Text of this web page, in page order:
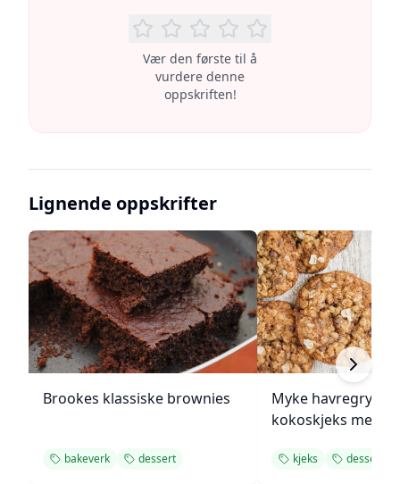
Vær den første til å
vurdere denne
oppskriften!
Lignende oppskrifter
Brookes klassiske brownies
bakeverk dessert
Myke havregryn-
kokoskjeks med
kjeks dessert